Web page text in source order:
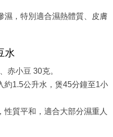
濕，特別適合濕熱體質、皮膚
水
赤小豆 30克。
約1.5公升水，煲45分鐘至1小
性質平和，適合大部分濕重人